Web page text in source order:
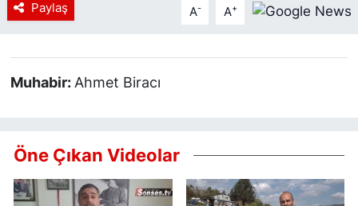
Paylaş A- A+
Muhabir:Ahmet Biracı
Öne Çıkan Videolar